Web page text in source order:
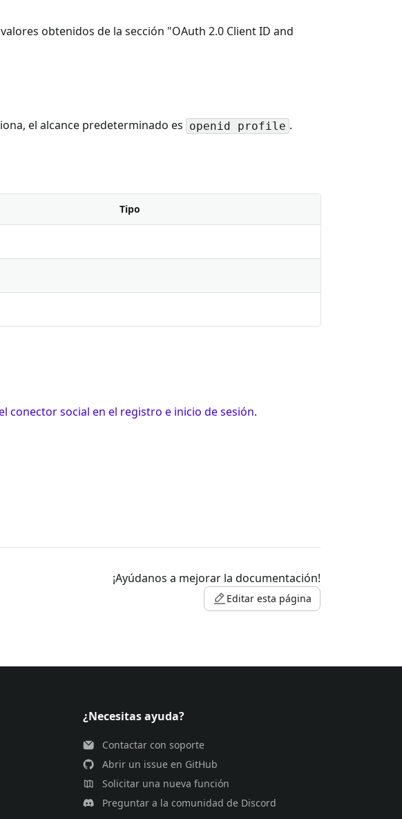
obtenidos de la sección "OAuth 2.0 Client ID and
el alcance predeterminado es openid profile .
Tipo
conector social en el registro e inicio de sesión.
¡Ayúdanos a mejorar la documentación!
Editar esta página
¿Necesitas ayuda?
Contactar con soporte
Abrir un issue en GitHub
Solicitar una nueva función
Preguntar a la comunidad de Discord